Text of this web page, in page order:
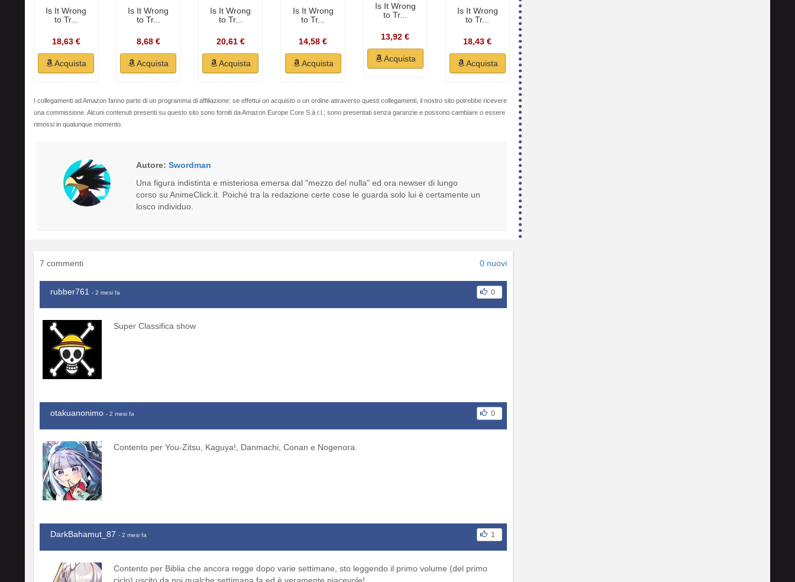
Is It Wrong
to Tr...
18,63 €
Acquista
Is It Wrong
to Tr...
8,68 €
Acquista
Is It Wrong
to Tr...
20,61 €
Acquista
Is It Wrong
to Tr...
14,58 €
Acquista
Is It Wrong
to Tr...
13,92 €
Acquista
Is It Wrong
to Tr...
18,43 €
Acquista
I collegamenti ad Amazon fanno parte di un programma di affiliazione: se effettui un acquisto o un ordine attraverso questi collegamenti, il nostro sito potrebbe ricevere
una commissione. Alcuni contenuti presenti su questo sito sono forniti da Amazon Europe Core S.à r.l.; sono presentati senza garanzie e possono cambiare o essere
rimossi in qualunque momento.
Autore: Swordman
Una figura indistinta e misteriosa emersa dal "mezzo del nulla" ed ora newser di lungo
corso su AnimeClick.it. Poiché tra la redazione certe cose le guarda solo lui è certamente un
losco individuo.
7 commenti 0 nuovi
rubber761 - 2 mesi fa 0
Super Classifica show
otakuanonimo - 2 mesi fa 0
Contento per You-Zitsu, Kaguya!, Danmachi, Conan e Nogenora.
DarkBahamut_87 - 2 mesi fa 1
Contento per Biblia che ancora regge dopo varie settimane, sto leggendo il primo volume (del primo